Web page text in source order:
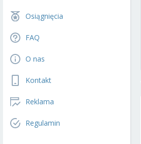
Osiągnięcia
FAQ
O nas
Kontakt
Reklama
Regulamin